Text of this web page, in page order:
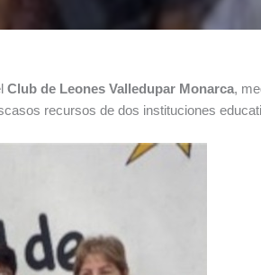
Club de Leones Valledupar Monarca,
recursos de dos instituciones